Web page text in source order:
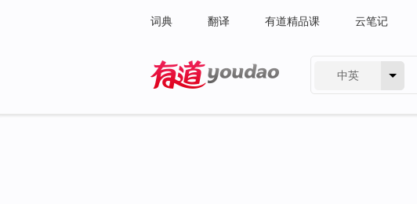
词典 翻译 有道精品课 云笔记
中英